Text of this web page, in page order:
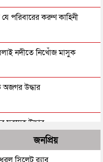
পরিবারের করুণ কাহিনী
নদীতে নিখোঁজ মাসুক
অজগর উদ্ধার
মরদেহ উদ্ধার
১৯ দিন পর লাশ উদ্ধার
জনপ্রিয়